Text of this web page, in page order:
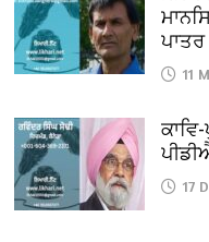
11
17